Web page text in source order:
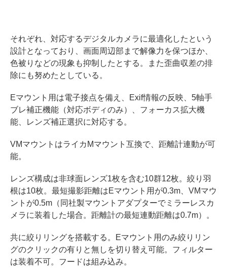
それぞれ、対応するデジタルカメラに最適化したという
設計となっており、画面周辺部まで解像力を保つほか、
色被りなどの現象も抑制したとする。また歪曲収差の排
除にも努めたとしている。
Eマウント用は電子接点を備え、Exif情報の反映、5軸手
ブレ補正機能（対応ボディのみ）、フォーカス拡大機
能、レンズ補正選択に対応する。
VMマウントはライカMマウント互換で、距離計連動が可
能。
レンズ構成は非球面レンズ1枚を含む10群12枚。絞り羽
根は10枚。最短撮影距離はEマウント用が0.3m、VMマウ
ントが0.5m（同社製マウントアダプターでミラーレスカ
メラに装着した場合。距離計の最短連動距離は0.7m）。
共に絞りリングを搭載する。Eマウント用のみ絞りリン
グのクリックの有りと無しを切り替え可能。フィルター
は装着不可。フードは組み込み。